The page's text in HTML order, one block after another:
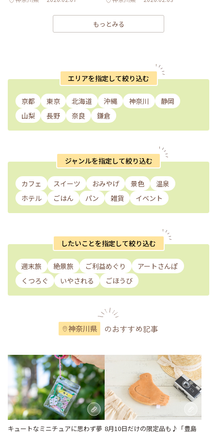
もっとみる
エリアを指定して絞り込む
京都 東京 北海道 沖縄 神奈川
静岡
山梨
長野 奈良 鎌倉
ジャンルを指定して絞り込む
カフェ スイーツ おみやげ 景色
温泉
ホテル
ごはん パン 雑貨 イベント
したいことを指定して絞り込む
週末旅 絶景旅 ご利益めぐり
アートさんぽ
くつろぐ
いやされる ごほうび
神奈川県 のおすすめ記事
キュートなミニチュアに思わず夢 8月10日だけの限定品も♪「豊島